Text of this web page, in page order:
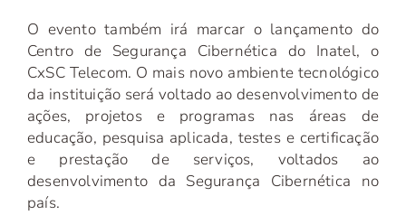
O evento também irá marcar o lançamento do
Centro de Segurança Cibernética do Inatel, o
CxSC Telecom. O mais novo ambiente tecnológico
da instituição será voltado ao desenvolvimento de
ações, projetos e programas nas áreas de
educação, pesquisa aplicada, testes e certificação
e prestação de serviços, voltados ao
desenvolvimento da Segurança Cibernética no
país.